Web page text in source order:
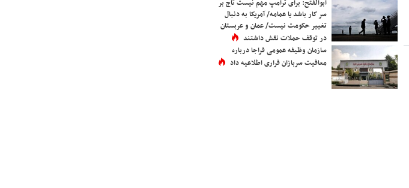
ابوالفتح: برای ترامپ مهم نیست تاج بر
سر کار باشد یا عمامه/ آمریکا به دنبال
تغییر حکومت نیست/ عمان و عربستان
در توقف حملات نقش داشتند
سازمان وظیفه عمومی فراجا درباره
معافیت سربازان فراری اطلاعیه داد